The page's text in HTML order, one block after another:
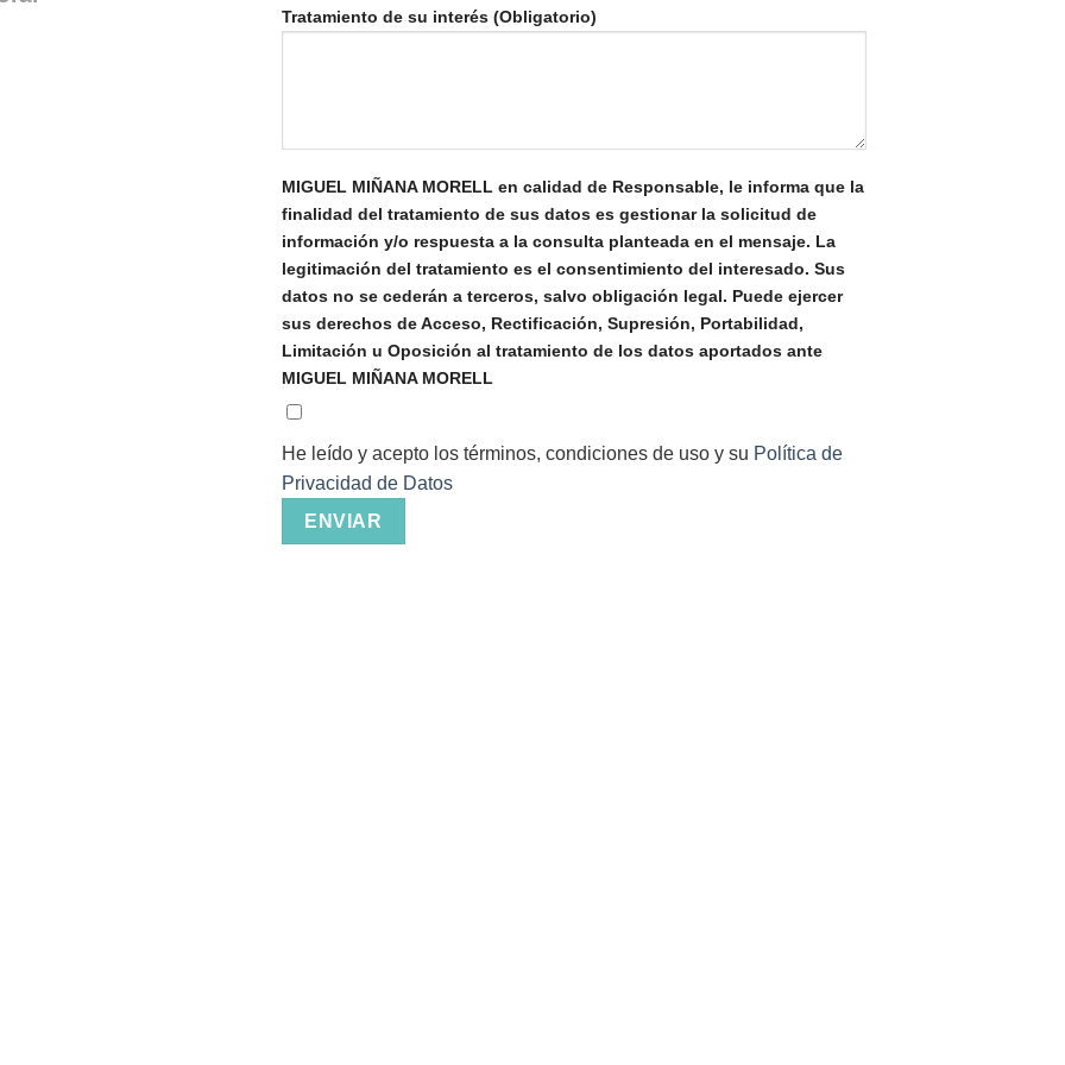
Tratamiento de su interés (Obligatorio)
MIGUEL MIÑANA MORELL en calidad de Responsable, le informa que la
finalidad del tratamiento de sus datos es gestionar la solicitud de
información y/o respuesta a la consulta planteada en el mensaje. La
legitimación del tratamiento es el consentimiento del interesado. Sus
datos no se cederán a terceros, salvo obligación legal. Puede ejercer
sus derechos de Acceso, Rectificación, Supresión, Portabilidad,
Limitación u Oposición al tratamiento de los datos aportados ante
MIGUEL MIÑANA MORELL
He leído y acepto los términos, condiciones de uso y su Política de
Privacidad de Datos